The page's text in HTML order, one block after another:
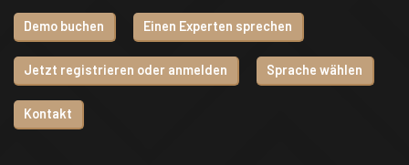
Demo buchen Einen Experten sprechen
Jetzt registrieren oder anmelden Sprache wählen
Kontakt